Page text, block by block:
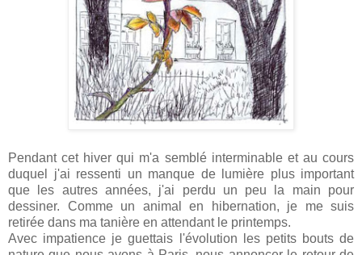
Pendant cet hiver qui m'a semblé interminable et au cours
duquel j'ai ressenti un manque de lumière plus important
que les autres années, j'ai perdu un peu la main pour
dessiner. Comme un animal en hibernation, je me suis
retirée dans ma tanière en attendant le printemps.
Avec impatience je guettais l'évolution les petits bouts de